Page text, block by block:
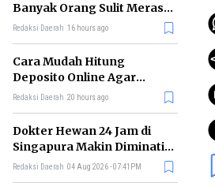
Banyak Orang Sulit Merasa
Cukup
Redaksi Daerah 16 hours ago
Cara Mudah Hitung
Deposito Online Agar
Untung dalam Jangka
Redaksi Daerah 20 hours ago
Dokter Hewan 24 Jam di
Singapura Makin Diminati,
Ini Alasannya
Redaksi Daerah 04 Aug 2026 - 07:41PM